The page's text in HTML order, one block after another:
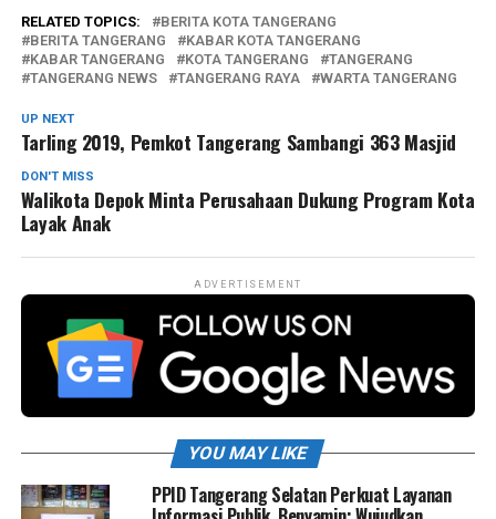
RELATED TOPICS:
BERITA KOTA TANGERANG
BERITA TANGERANG
KABAR KOTA TANGERANG
KABAR TANGERANG
KOTA TANGERANG
TANGERANG
TANGERANG NEWS
TANGERANG RAYA WARTA TANGERANG
UP NEXT
Tarling 2019, Pemkot Tangerang Sambangi 363 Masjid
DON'T MISS
Walikota Depok Minta Perusahaan Dukung Program Kota
Layak Anak
ADVERTISEMENT
YOU MAY LIKE
PPID Tangerang Selatan Perkuat Layanan